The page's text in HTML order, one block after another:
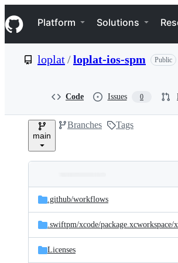
k
i
p
e
Navigation Menu
Platform Solutions
loplat/loplat-ios-spm Public
Code Issues 0
main
Branches Tags
and
files
Latest
commit
.github/workflows
.swiftpm/xcode/package.xcworkspace/
Licenses